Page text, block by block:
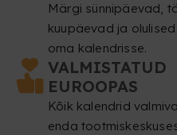
Märgi sünnipäevad,
kuupäevad ja
oma kalendrisse.
VALMISTATUD
EUROOPAS
Kõik kalendrid
enda